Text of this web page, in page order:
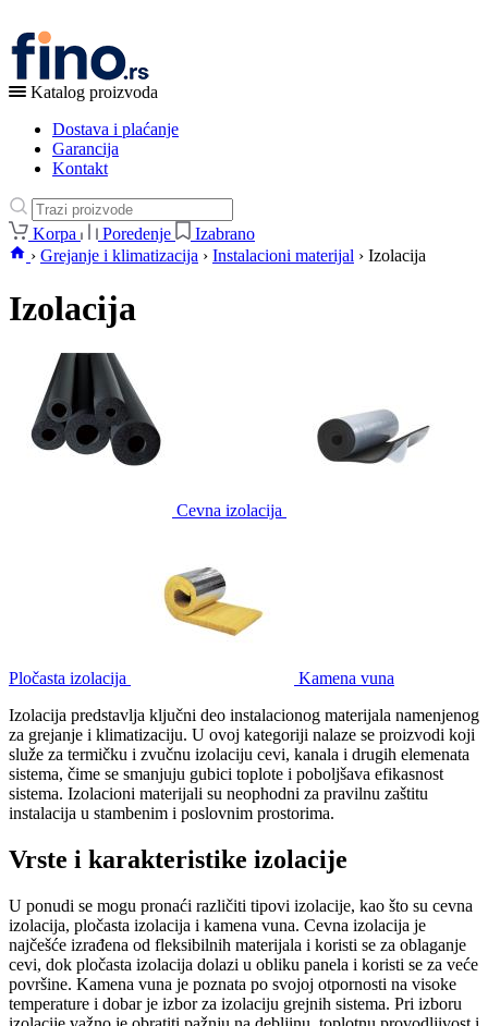
Katalog proizvoda
Dostava i plaćanje
Garancija
Kontakt
Korpa Poredenje
Izabrano
› Grejanje i klimatizacija › Instalacioni materijal › Izolacija
Izolacija
Cevna izolacija
Pločasta izolacija
Kamena vuna
Izolacija predstavlja ključni deo instalacionog materijala namenjenog
za grejanje i klimatizaciju. U ovoj kategoriji nalaze se proizvodi koji
služe za termičku i zvučnu izolaciju cevi, kanala i drugih elemenata
sistema, čime se smanjuju gubici toplote i poboljšava efikasnost
sistema. Izolacioni materijali su neophodni za pravilnu zaštitu
instalacija u stambenim i poslovnim prostorima.
Vrste i karakteristike izolacije
U ponudi se mogu pronaći različiti tipovi izolacije, kao što su cevna
izolacija, pločasta izolacija i kamena vuna. Cevna izolacija je
najčešće izrađena od fleksibilnih materijala i koristi se za oblaganje
cevi, dok pločasta izolacija dolazi u obliku panela i koristi se za veće
površine. Kamena vuna je poznata po svojoj otpornosti na visoke
temperature i dobar je izbor za izolaciju grejnih sistema. Pri izboru